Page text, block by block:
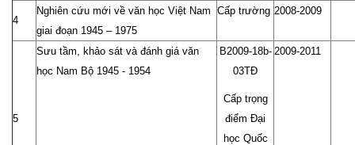
4
Nghiên cứu mới về văn học Việt Nam
giai đoạn 1945 – 1975
Cấp trường 2008-2009
5
Sưu tầm, khảo sát và đánh giá văn
học Nam Bộ 1945 - 1954
B2009-18b-
03TĐ
Cấp trọng
điểm Đại
học Quốc
2009-2011